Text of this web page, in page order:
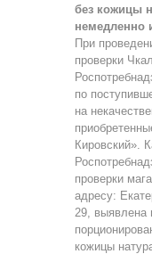
без кожицы
немедленно
При
проверки
по
на
Кировский».
проверки
адресу:
29, выявлена
кожицы